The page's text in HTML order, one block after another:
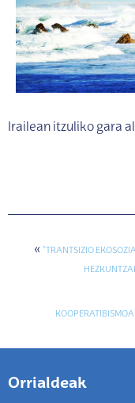
Irailean itzuliko gara
« “TRANTSIZIO
Orrialdeak